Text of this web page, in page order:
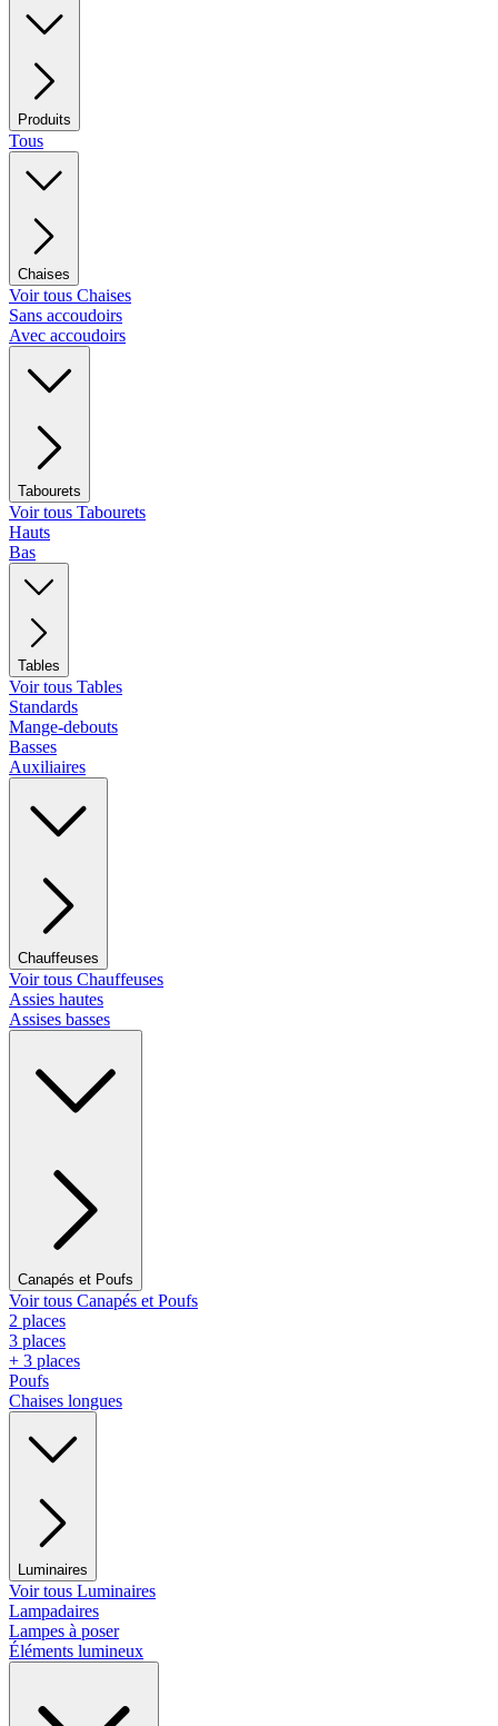
Produits
Tous
Chaises
Voir tous Chaises
Sans accoudoirs
Avec accoudoirs
Tabourets
Voir tous Tabourets
Hauts
Bas
Tables
Voir tous Tables
Standards
Mange-debouts
Basses
Auxiliaires
Chauffeuses
Voir tous Chauffeuses
Assies hautes
Assises basses
Canapés et Poufs
Voir tous Canapés et Poufs
2 places
3 places
+ 3 places
Poufs
Chaises longues
Luminaires
Voir tous Luminaires
Lampadaires
Lampes à poser
Éléments lumineux